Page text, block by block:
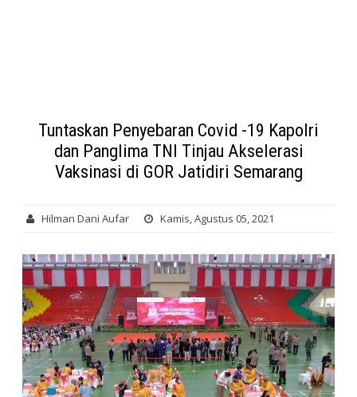
Tuntaskan Penyebaran Covid -19 Kapolri
dan Panglima TNI Tinjau Akselerasi
Vaksinasi di GOR Jatidiri Semarang
Hilman Dani Aufar Kamis, Agustus 05, 2021